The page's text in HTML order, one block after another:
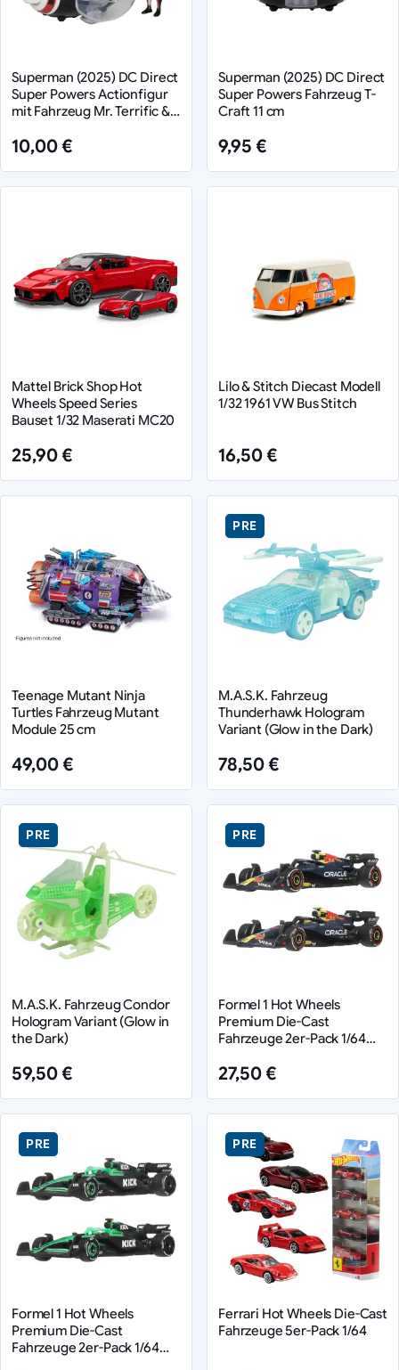
Superman (2025) DC Direct
Super Powers Actionfigur
mit Fahrzeug Mr. Terrific &
10,00 €
Superman (2025) DC Direct
Super Powers Fahrzeug T-
Craft 11 cm
9,95 €
Mattel Brick Shop Hot
Wheels Speed Series
Bauset 1/32 Maserati MC20
25,90 €
Lilo & Stitch Diecast Modell
1/32 1961 VW Bus Stitch
16,50 €
Teenage Mutant Ninja
Turtles Fahrzeug Mutant
Module 25 cm
49,00 €
PRE
M.A.S.K. Fahrzeug
Thunderhawk Hologram
Variant (Glow in the Dark)
78,50 €
PRE
M.A.S.K. Fahrzeug Condor
Hologram Variant (Glow in
the Dark)
59,50 €
PRE
Formel 1 Hot Wheels
Premium Die-Cast
Fahrzeuge 2er-Pack 1/64
27,50 €
PRE
Formel 1 Hot Wheels
Premium Die-Cast
Fahrzeuge 2er-Pack 1/64
PRE
Ferrari Hot Wheels Die-Cast
Fahrzeuge 5er-Pack 1/64